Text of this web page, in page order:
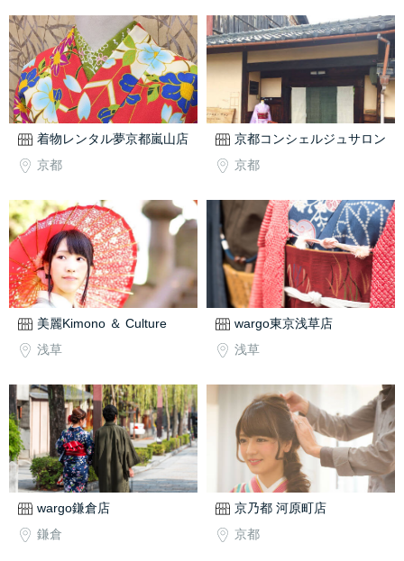
着物レンタル夢京都嵐山店
京都
京都コンシェルジュサロン
京都
美麗Kimono ＆ Culture
浅草
wargo東京浅草店
浅草
wargo鎌倉店
鎌倉
京乃都 河原町店
京都